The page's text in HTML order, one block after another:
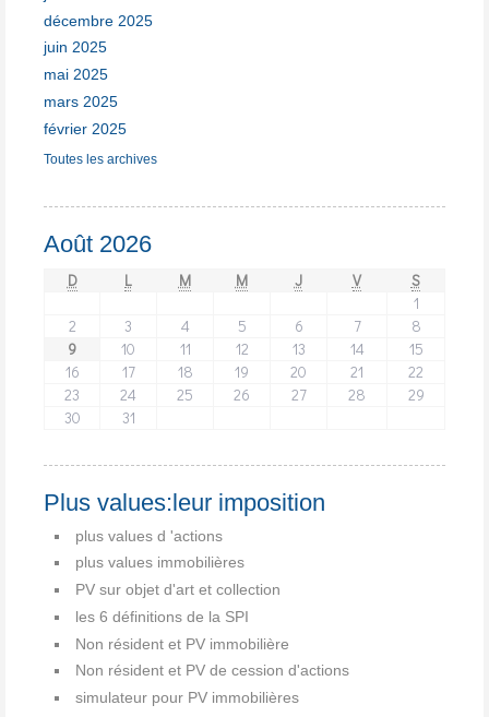
décembre 2025
juin 2025
mai 2025
mars 2025
février 2025
Toutes les archives
Août 2026
D L M M J V
S
1
2
3 4 5 6 7
8
9
10 11 12 13 14
15
16
17 18 19 20 21
22
23
24 25 26 27 28
29
30
31
Plus values:leur imposition
plus values d 'actions
plus values immobilières
PV sur objet d'art et collection
les 6 définitions de la SPI
Non résident et PV immobilière
Non résident et PV de cession d'actions
simulateur pour PV immobilières